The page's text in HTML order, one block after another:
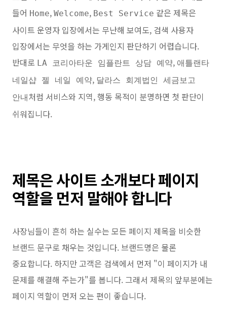
들어 Home, Welcome, Best Service 같은 제목은
사이트 운영자 입장에서는 무난해 보여도, 검색 사용자
입장에서는 무엇을 하는 가게인지 판단하기 어렵습니다.
반대로 LA 코리아타운 임플란트 상담 예약, 애틀랜타
네일샵 젤 네일 예약, 달라스 회계법인 세금보고
안내처럼 서비스와 지역, 행동 목적이 분명하면 첫 판단이
쉬워집니다.
제목은 사이트 소개보다 페이지
역할을 먼저 말해야 합니다
사장님들이 흔히 하는 실수는 모든 페이지 제목을 비슷한
브랜드 문구로 채우는 것입니다. 브랜드명은 물론
중요합니다. 하지만 고객은 검색에서 먼저 "이 페이지가 내
문제를 해결해 주는가"를 봅니다. 그래서 제목의 앞부분에는
페이지 역할이 먼저 오는 편이 좋습니다.